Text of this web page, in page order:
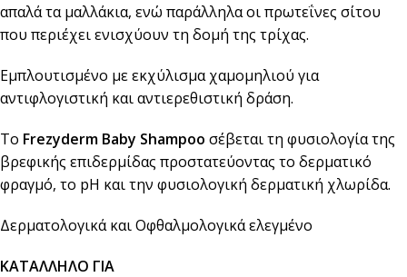
απαλά τα μαλλάκια, ενώ παράλληλα οι πρωτεΐνες σίτου
που περιέχει ενισχύουν τη δομή της τρίχας.
Εμπλουτισμένο με εκχύλισμα χαμομηλιού για
αντιφλογιστική και αντιερεθιστική δράση.
Το Frezyderm Baby Shampoo σέβεται τη φυσιολογία της
βρεφικής επιδερμίδας προστατεύοντας το δερματικό
φραγμό, το pH και την φυσιολογική δερματική χλωρίδα.
Δερματολογικά και Οφθαλμολογικά ελεγμένο
ΚΑΤΑΛΛΗΛΟ ΓΙΑ